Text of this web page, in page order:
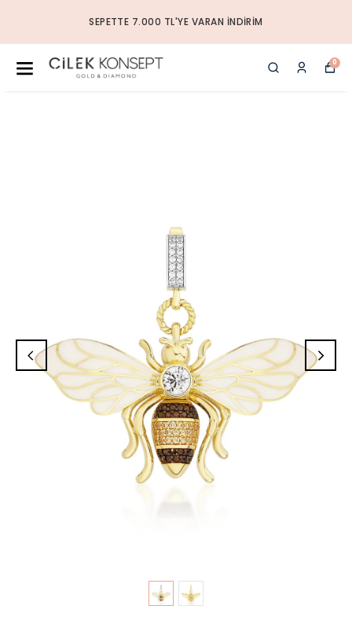
SEPETTE 7.000 TL'YE VARAN İNDIRIM
0